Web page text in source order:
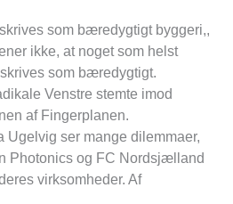
som bæredygtigt byggeri,,
ikke, at noget som helst
som bæredygtigt.
Venstre stemte imod
af Fingerplanen.
Ugelvig ser mange dilemmaer,
Photonics og FC Nordsjælland
virksomheder. Af